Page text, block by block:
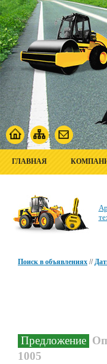
ГЛАВНАЯ
Поиск в объявлениях //
Предложение
1005